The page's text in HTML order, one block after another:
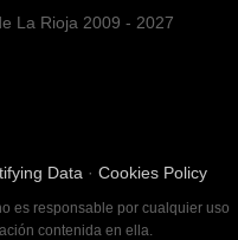
La Rioja 2009 - 2027
Data · Cookies Policy
es responsable por cualquier uso
contenida en ella.